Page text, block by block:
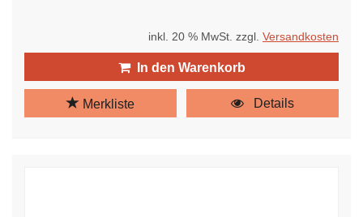
inkl. 20 % MwSt. zzgl. Versandkosten
In den Warenkorb
Merkliste Details